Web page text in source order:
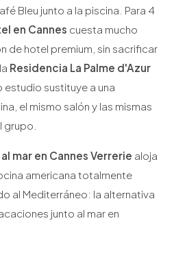
Bleu junto a la piscina. Para 4
en Cannes cuesta mucho
de hotel premium, sin sacrificar
Residencia La Palme d'Azur
estudio sustituye a una
el mismo salón y las mismas
grupo.
mar en Cannes Verrerie aloja
americana totalmente
al Mediterráneo: la alternativa
junto al mar en